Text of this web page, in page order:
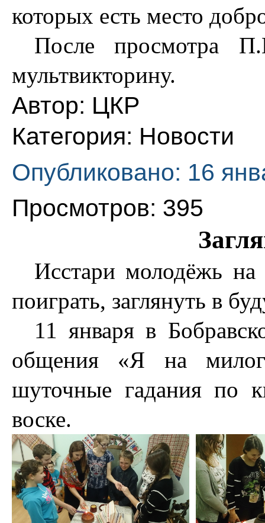
которых есть место
После просмотра
мультвикторину.
Автор: ЦКР
Категория: Новости
Опубликовано: 16
Просмотров: 395
Исстари молодёжь на
поиграть, заглянуть в
11 января в
общения «Я на
шуточные гадания по
воске.